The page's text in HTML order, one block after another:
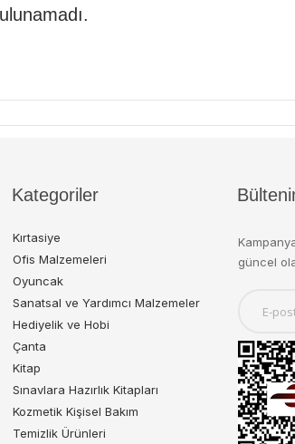
Kategoriler
Kırtasiye
Ofis Malzemeleri
Oyuncak
Sanatsal ve Yardımcı Malzemeler
Hediyelik ve Hobi
Çanta
Kitap
Sınavlara Hazırlık Kitapları
Kozmetik Kişisel Bakım
Temizlik Ürünleri
güncel